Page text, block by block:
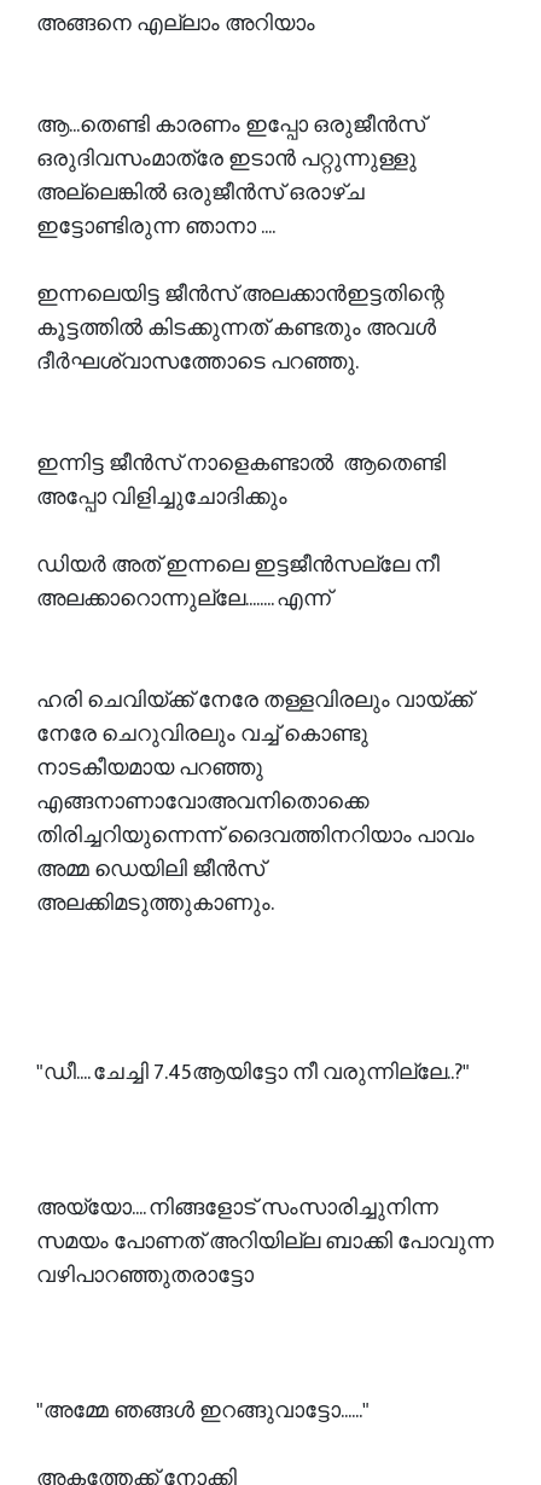
അങ്ങനെ എല്ലാം അറിയാം
ആ...തെണ്ടി കാരണം ഇപ്പോ ഒരുജീൻസ്
ഒരുദിവസംമാത്രേ ഇടാൻ പറ്റുന്നുള്ളു
അല്ലെങ്കിൽ ഒരുജീൻസ് ഒരാഴ്ച
ഇട്ടോണ്ടിരുന്ന ഞാനാ ....
ഇന്നലെയിട്ട ജീൻസ് അലക്കാൻഇട്ടതിന്റെ
കൂട്ടത്തിൽ കിടക്കുന്നത് കണ്ടതും അവൾ
ദീർഘശ്വാസത്തോടെ പറഞ്ഞു.
ഇന്നിട്ട ജീൻസ് നാളെകണ്ടാൽ ആതെണ്ടി
അപ്പോ വിളിച്ചുചോദിക്കും
ഡിയർ അത് ഇന്നലെ ഇട്ടജീൻസല്ലേ നീ
അലക്കാറൊന്നുല്ലേ........ എന്ന്
ഹരി ചെവിയ്ക്ക് നേരേ തള്ളവിരലും വായ്ക്ക്
നേരേ ചെറുവിരലും വച്ച് കൊണ്ടു
നാടകീയമായ പറഞ്ഞു
എങ്ങനാണാവോഅവനിതൊക്കെ
തിരിച്ചറിയുന്നെന്ന് ദൈവത്തിനറിയാം പാവം
അമ്മ ഡെയിലി ജീൻസ്
അലക്കിമടുത്തുകാണും.
"ഡീ.... ചേച്ചി 7.45ആയിട്ടോ നീ വരുന്നില്ലേ..?"
അയ്യോ.... നിങ്ങളോട് സംസാരിച്ചുനിന്ന
സമയം പോണത് അറിയില്ല ബാക്കി പോവുന്ന
വഴിപാറഞ്ഞുതരാട്ടോ
"അമ്മേ ഞങ്ങൾ ഇറങ്ങുവാട്ടോ......"